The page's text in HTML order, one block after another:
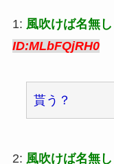
1: 風吹けば名無し
ID:MLbFQjRH0
貰う？
2: 風吹けば名無し